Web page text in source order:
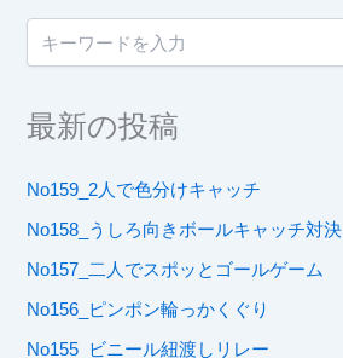
最新の投稿
No159_2人で色分けキャッチ
No158_うしろ向きボールキャッチ対決
No157_二人でスポッとゴールゲーム
No156_ピンポン輪っかくぐり
No155_ビニール紐渡しリレー